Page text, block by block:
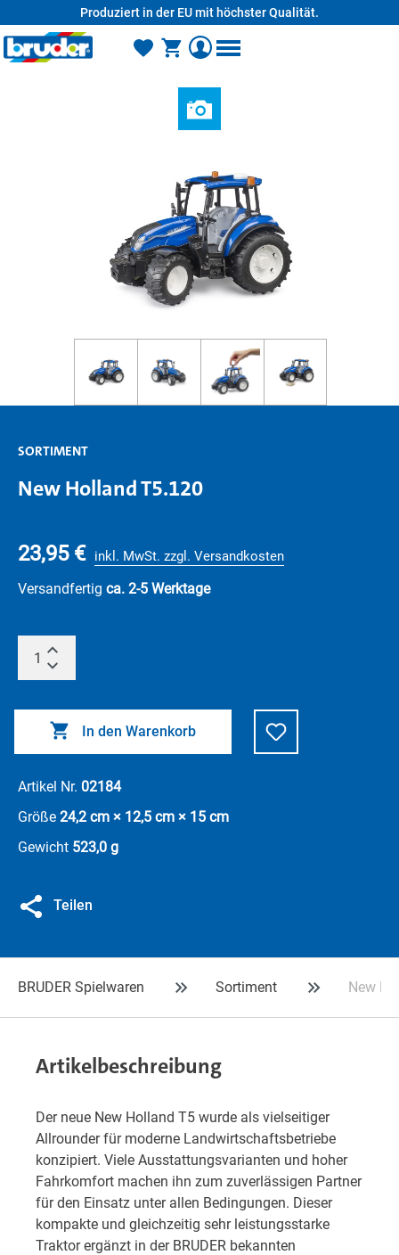
Produziert in der EU mit höchster Qualität.
SORTIMENT
New Holland T5.120
23,95 € inkl. MwSt. zzgl. Versandkosten
Versandfertig ca. 2-5 Werktage
In den Warenkorb
Artikel Nr. 02184
Größe 24,2 cm × 12,5 cm × 15 cm
Gewicht 523,0 g
Teilen
BRUDER Spielwaren Sortiment New
Artikelbeschreibung
Der neue New Holland T5 wurde als vielseitiger
Allrounder für moderne Landwirtschaftsbetriebe
konzipiert. Viele Ausstattungsvarianten und hoher
Fahrkomfort machen ihn zum zuverlässigen Partner
für den Einsatz unter allen Bedingungen. Dieser
kompakte und gleichzeitig sehr leistungsstarke
Traktor ergänzt in der BRUDER bekannten